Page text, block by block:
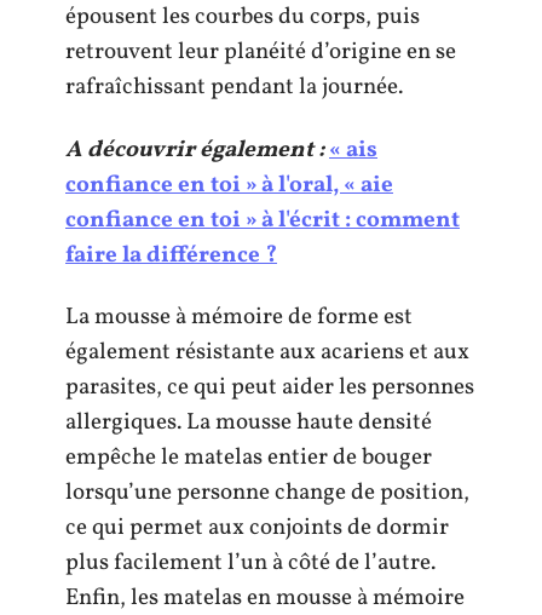
épousent les courbes du corps, puis
retrouvent leur planéité d’origine en se
rafraîchissant pendant la journée.
A découvrir également :« ais
confiance en toi » à l'oral, « aie
confiance en toi » à l'écrit : comment
faire la différence ?
La mousse à mémoire de forme est
également résistante aux acariens et aux
parasites, ce qui peut aider les personnes
allergiques. La mousse haute densité
empêche le matelas entier de bouger
lorsqu’une personne change de position,
ce qui permet aux conjoints de dormir
plus facilement l’un à côté de l’autre.
Enfin, les matelas en mousse à mémoire